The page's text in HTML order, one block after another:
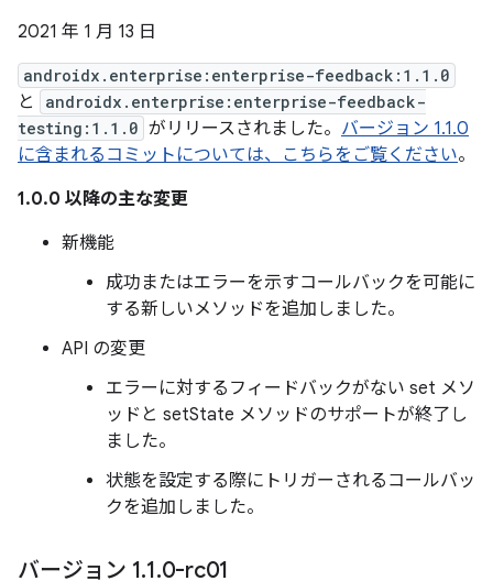
2021 年 1 月 13 日
androidx.enterprise:enterprise-feedback:1.1.0
と
androidx.enterprise:enterprise-feedback-
testing:1.1.0 がリリースされました。 バージョン 1.1.0
に含まれるコミットについては、こちらをご覧ください。
1.0.0 以降の主な変更
新機能
成功またはエラーを示すコールバックを可能に
する新しいメソッドを追加しました。
API の変更
エラーに対するフィードバックがない set メソ
ッドと setState メソッドのサポートが終了し
ました。
状態を設定する際にトリガーされるコールバッ
クを追加しました。
バージョン 1.1.0-rc01